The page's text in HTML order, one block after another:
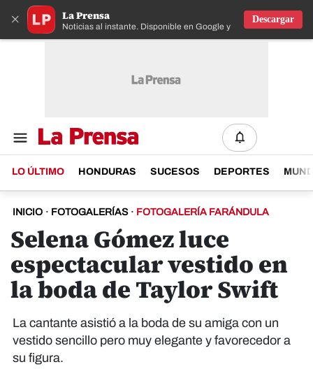
× La Prensa
Noticias al instante. Disponible en Google y IOS
Descargar
LO ÚLTIMO HONDURAS SUCESOS DEPORTES
INICIO · FOTOGALERÍAS · FOTOGALERÍA FARÁNDULA
Selena Gómez luce
espectacular vestido en
la boda de Taylor Swift
La cantante asistió a la boda de su amiga con un
vestido sencillo pero muy elegante y favorecedor a
su figura.